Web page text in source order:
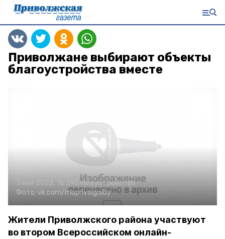
Приволжане выбирают объекты
благоустройства вместе
3 мая 2022, 16:39Благоустройство
Фото: vk.com/moprivolgiskiy
Жители Приволжского района участвуют
во втором Всероссийском онлайн-